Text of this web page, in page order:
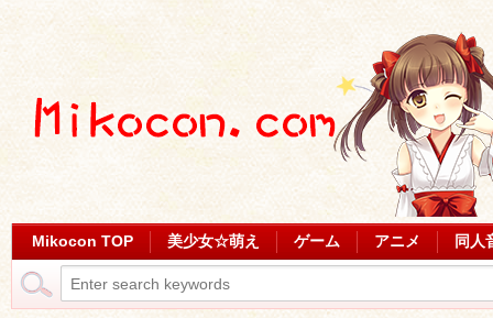
Mikocon TOP 美少女☆萌え ゲーム アニメ 同人